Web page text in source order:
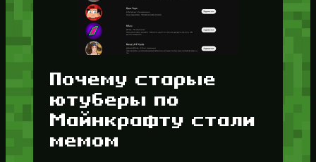
Почему старые
ютуберы по
Майнкрафту стали
мемом